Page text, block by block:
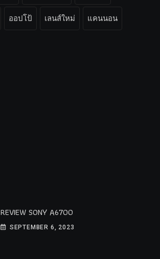
ออปโป้ เลนส์ใหม่ แคนนอน
REVIEW SONY A6700
SEPTEMBER 6, 2023